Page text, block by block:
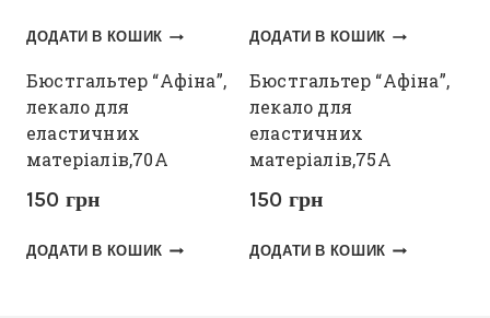
ДОДАТИ В КОШИК ДОДАТИ В КОШИК
Бюстгальтер “Афіна”,
лекало для
еластичних
матеріалів,70А
150 грн
ДОДАТИ В КОШИК
Бюстгальтер “Афіна”,
лекало для
еластичних
матеріалів,75А
150 грн
ДОДАТИ В КОШИК